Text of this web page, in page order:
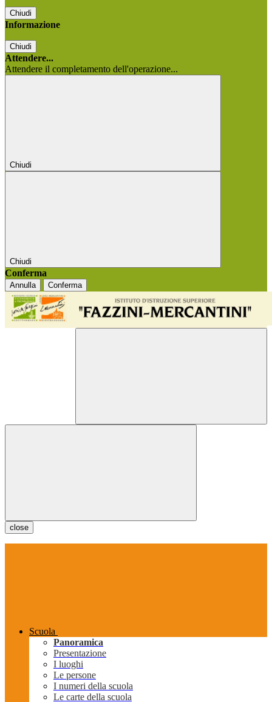
Chiudi
Informazione
Chiudi
Attendere...
Attendere il completamento dell'operazione...
Chiudi
Chiudi
Conferma
Annulla Conferma
close
Scuola
Panoramica
Presentazione
I luoghi
Le persone
I numeri della scuola
Le carte della scuola